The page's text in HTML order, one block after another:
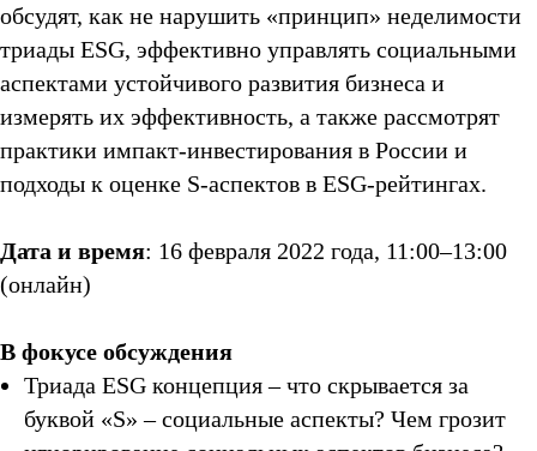
обсудят, как не нарушить «принцип» неделимости
триады ESG, эффективно управлять социальными
аспектами устойчивого развития бизнеса и
измерять их эффективность, а также рассмотрят
практики импакт-инвестирования в России и
подходы к оценке S-аспектов в ESG-рейтингах.
Дата и время: 16 февраля 2022 года, 11:00–13:00
(онлайн)
В фокусе обсуждения
Триада ESG концепция – что скрывается за
буквой «S» – социальные аспекты? Чем грозит